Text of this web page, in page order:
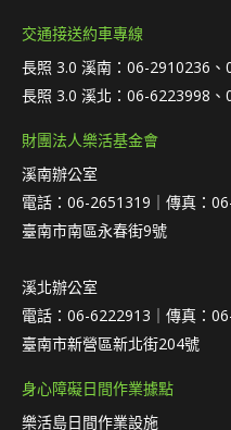
交通接送約車專線
長照 3.0 溪南：06-2910236、
長照 3.0 溪北：06-6223998
財團法人樂活基金會
溪南辦公室
電話：06-2651319｜傳真：
臺南市南區永春街9號
溪北辦公室
電話：06-6222913｜傳真：
臺南市新營區新北街204號
身心障礙日間作業據點
樂活島日間作業設施